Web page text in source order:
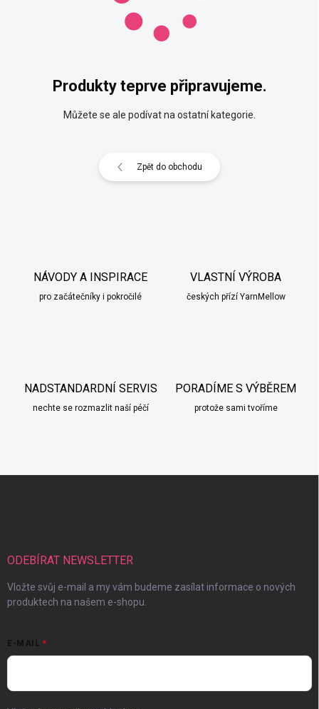
Produkty teprve připravujeme.
Můžete se ale podívat na ostatní kategorie.
Zpět do obchodu
NÁVODY A INSPIRACE
pro začátečníky i pokročilé
VLASTNÍ VÝROBA
českých přízí YarnMellow
NADSTANDARDNÍ SERVIS
nechte se rozmazlit naší péčí
PORADÍME S VÝBĚREM
protože sami tvoříme
ODEBÍRAT NEWSLETTER
Vložte svůj e-mail a my vám budeme zasílat informace o nových
produktech na našem e-shopu.
E-MAIL